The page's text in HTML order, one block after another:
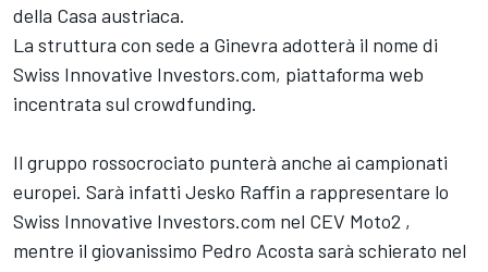
della Casa austriaca.
La struttura con sede a Ginevra adotterà il nome di
Swiss Innovative Investors.com, piattaforma web
incentrata sul crowdfunding.
Il gruppo rossocrociato punterà anche ai campionati
europei. Sarà infatti Jesko Raffin a rappresentare lo
Swiss Innovative Investors.com nel CEV Moto2 ,
mentre il giovanissimo Pedro Acosta sarà schierato nel